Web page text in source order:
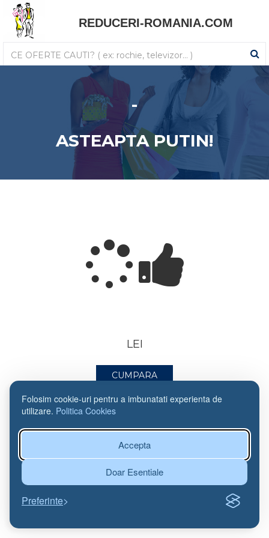
Folosim cookie-uri pentru a imbunatati experienta de
utilizare. Politica Cookies
Accepta
Doar Esentiale
Preferinte
REDUCERI-ROMANIA.COM
-
ASTEAPTA PUTIN!
LEI
CUMPARA